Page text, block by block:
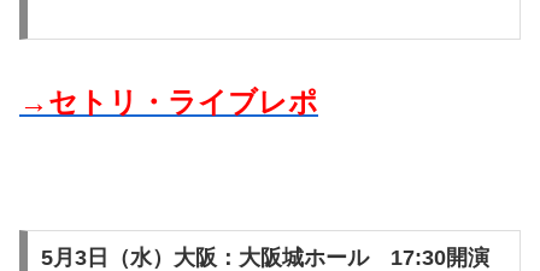
→セトリ・ライブレポ
5月3日（水）大阪：大阪城ホール 17:30開演